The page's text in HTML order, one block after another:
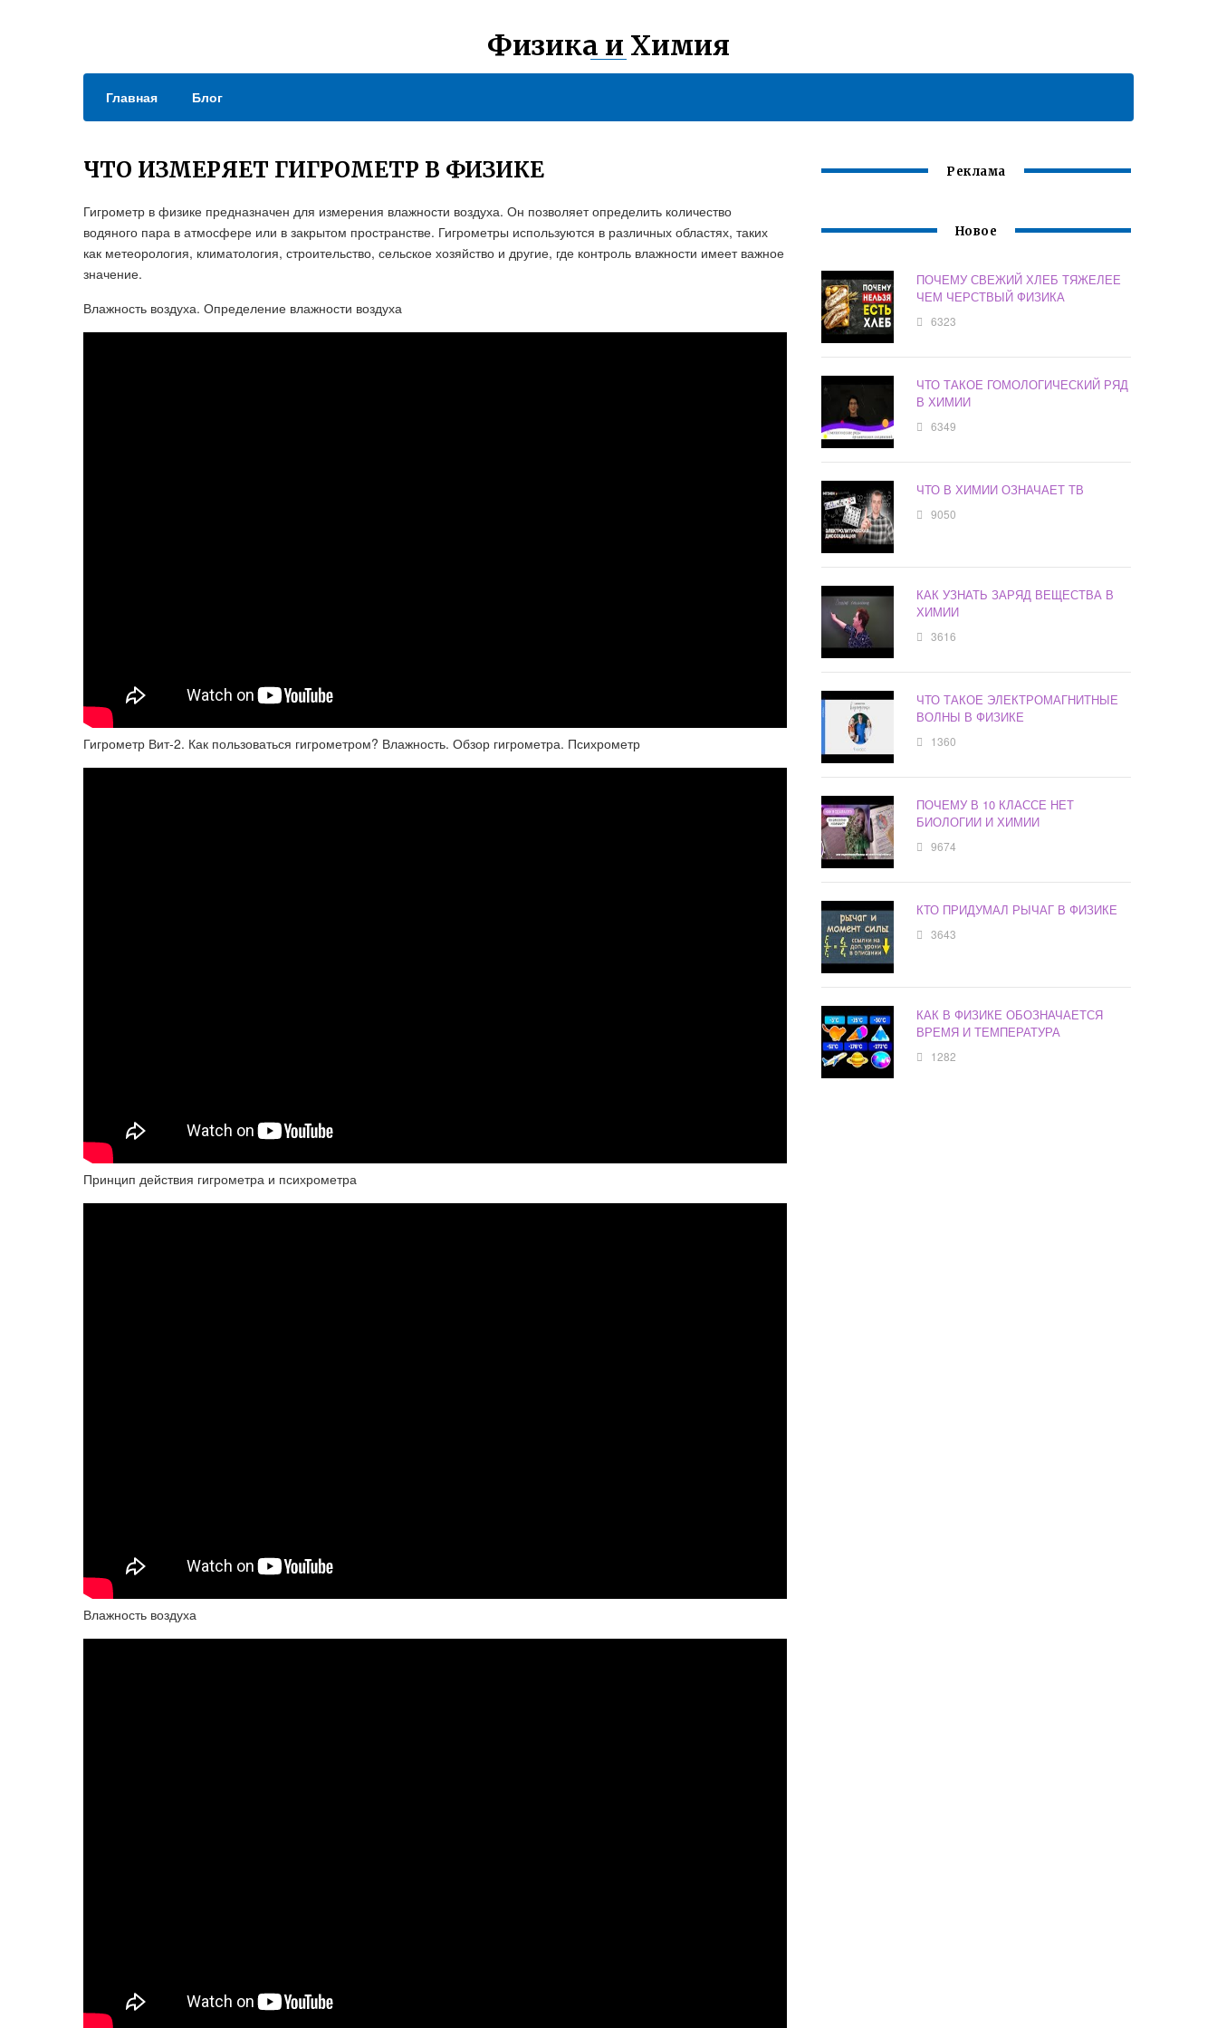
Физика и Химия
Главная Блог
ЧТО ИЗМЕРЯЕТ ГИГРОМЕТР В ФИЗИКЕ
Гигрометр в физике предназначен для измерения влажности воздуха. Он позволяет определить количество
водяного пара в атмосфере или в закрытом пространстве. Гигрометры используются в различных областях, таких
как метеорология, климатология, строительство, сельское хозяйство и другие, где контроль влажности имеет важное
значение.
Влажность воздуха. Определение влажности воздуха
Гигрометр Вит-2. Как пользоваться гигрометром? Влажность. Обзор гигрометра. Психрометр
Принцип действия гигрометра и психрометра
Влажность воздуха
Реклама
Новое
ПОЧЕМУ СВЕЖИЙ ХЛЕБ ТЯЖЕЛЕЕ
ЧЕМ ЧЕРСТВЫЙ ФИЗИКА
6323
ЧТО ТАКОЕ ГОМОЛОГИЧЕСКИЙ РЯД
В ХИМИИ
6349
ЧТО В ХИМИИ ОЗНАЧАЕТ ТВ
9050
КАК УЗНАТЬ ЗАРЯД ВЕЩЕСТВА В
ХИМИИ
3616
ЧТО ТАКОЕ ЭЛЕКТРОМАГНИТНЫЕ
ВОЛНЫ В ФИЗИКЕ
1360
ПОЧЕМУ В 10 КЛАССЕ НЕТ
БИОЛОГИИ И ХИМИИ
9674
КТО ПРИДУМАЛ РЫЧАГ В ФИЗИКЕ
3643
КАК В ФИЗИКЕ ОБОЗНАЧАЕТСЯ
ВРЕМЯ И ТЕМПЕРАТУРА
1282